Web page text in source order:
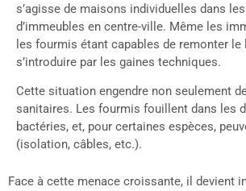
s’agisse de maisons individuelles dans
d’immeubles en centre-ville. Même les
les fourmis étant capables de remonter
s’introduire par les gaines techniques.
Cette situation engendre non seulement
sanitaires. Les fourmis fouillent dans les
bactéries, et, pour certaines espèces,
(isolation, câbles, etc.).
Face à cette menace croissante, il devient